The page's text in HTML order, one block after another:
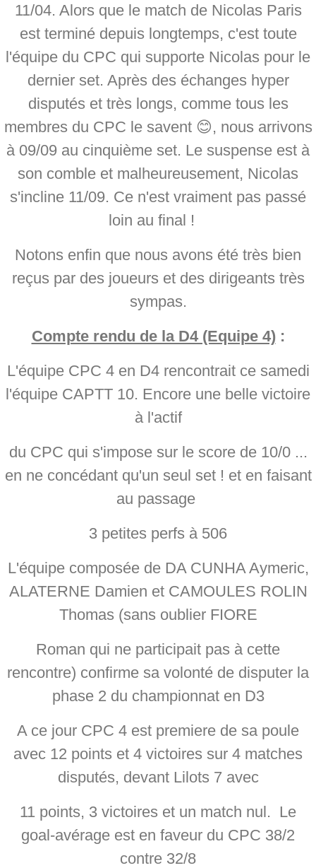
11/04. Alors que le match de Nicolas Paris
est terminé depuis longtemps, c'est toute
l'équipe du CPC qui supporte Nicolas pour le
dernier set. Après des échanges hyper
disputés et très longs, comme tous les
membres du CPC le savent 😊, nous arrivons
à 09/09 au cinquième set. Le suspense est à
son comble et malheureusement, Nicolas
s'incline 11/09. Ce n'est vraiment pas passé
loin au final !
Notons enfin que nous avons été très bien
reçus par des joueurs et des dirigeants très
sympas.
Compte rendu de la D4 (Equipe 4):
L'équipe CPC 4 en D4 rencontrait ce samedi
l'équipe CAPTT 10. Encore une belle victoire
à l'actif
du CPC qui s'impose sur le score de 10/0 ...
en ne concédant qu'un seul set ! et en faisant
au passage
3 petites perfs à 506
L'équipe composée de DA CUNHA Aymeric,
ALATERNE Damien et CAMOULES ROLIN
Thomas (sans oublier FIORE
Roman qui ne participait pas à cette
rencontre) confirme sa volonté de disputer la
phase 2 du championnat en D3
A ce jour CPC 4 est premiere de sa poule
avec 12 points et 4 victoires sur 4 matches
disputés, devant Lilots 7 avec
11 points, 3 victoires et un match nul. Le
goal-avérage est en faveur du CPC 38/2
contre 32/8